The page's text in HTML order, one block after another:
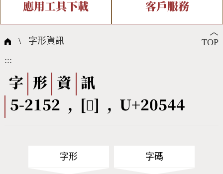
中文碼介紹 專有名詞介紹
國際字碼相關組織
複合查詢 注音查詢
筆畫查詢
筆順序查詢
CNS查詢 Unicode查詢
新字申請處理流程
字形即時顯示 造字解決方案
全字庫授權 轉碼Web Service
應用工具下載
個人電腦造字處理工具
字形下載
客戶服務
問題集
熱門查詢統計
︿
TOP
\ 字形資訊
:::
字 形 資
訊
5-2152 , [𠕄] , U+20544
字形 字碼